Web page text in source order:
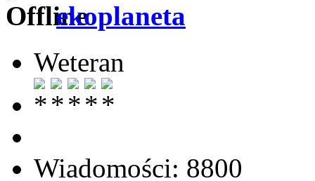
ekoplaneta
Weteran
Wiadomości: 8800